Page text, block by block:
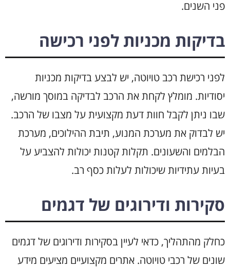
פני השנים.
בדיקות מכניות לפני רכישה
לפני רכישת רכב טויוטה, יש לבצע בדיקות מכניות
יסודיות. מומלץ לקחת את הרכב לבדיקה במוסך מורשה,
שבו ניתן לקבל חוות דעת מקצועית על מצבו של הרכב.
יש לבדוק את מערכת המנוע, תיבת ההילוכים, מערכת
הבלמים והשעונים. תקלות קטנות יכולות להצביע על
בעיות עתידיות שיכולות לעלות כסף רב.
סקירות ודירוגים של דגמים
כחלק מהתהליך, כדאי לעיין בסקירות ודירוגים של דגמים
שונים של רכבי טויוטה. אתרים מקצועיים מציעים מידע